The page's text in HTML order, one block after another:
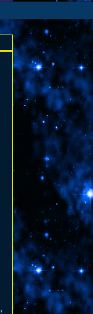
,